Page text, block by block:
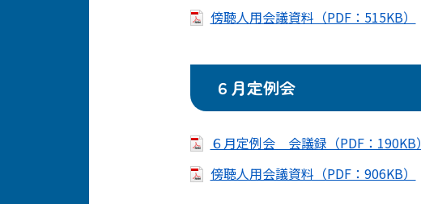
傍聴人用会議資料（PDF：515KB）
６月定例会
６月定例会 会議録（PDF：190KB）
傍聴人用会議資料（PDF：906KB）